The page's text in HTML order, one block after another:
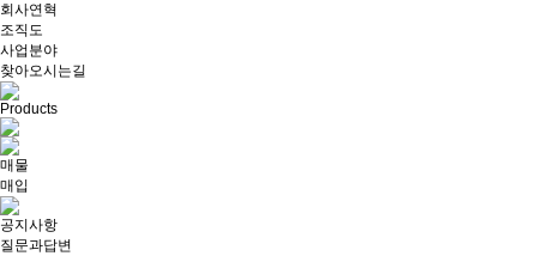
회사연혁
조직도
사업분야
찾아오시는길
Products
매물
매입
공지사항
질문과답변